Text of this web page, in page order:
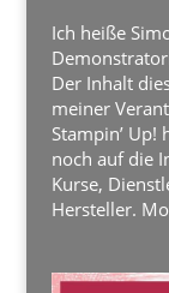
Ich heiße
Der Inhalt
meiner
Stampin’ Up!
noch auf die
Kurse,
Hersteller.